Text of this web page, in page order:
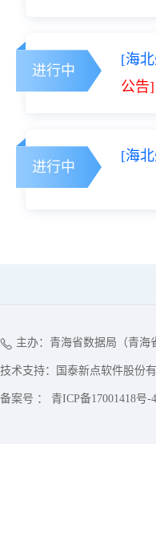
进行中
[海
公告]
进行中
[海
主办：青海省数据局（青海
技术支持：国泰新点软件股份
备案号 ： 青ICP备17001418号-4